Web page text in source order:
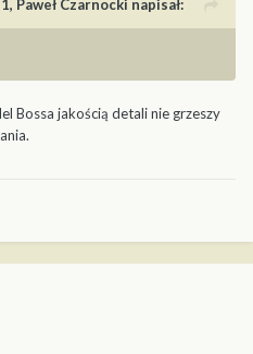
Paweł Czarnocki napisał:
Bossa jakością detali nie grzeszy